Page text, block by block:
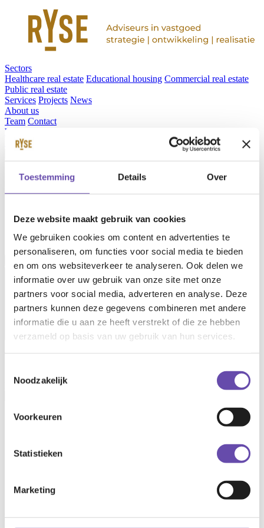
Toestemming Details Over
Deze website maakt gebruik van cookies
We gebruiken cookies om content en advertenties te
personaliseren, om functies voor social media te bieden
en om ons websiteverkeer te analyseren. Ook delen we
informatie over uw gebruik van onze site met onze
partners voor social media, adverteren en analyse. Deze
partners kunnen deze gegevens combineren met andere
informatie die u aan ze heeft verstrekt of die ze hebben
verzameld op basis van uw gebruik van hun services.
Noodzakelijk
Voorkeuren
Statistieken
Marketing
Sectors
Healthcare real estate Educational housing Commercial real estate
Public real estate
Services Projects News
About us
Team Contact
Werken bij RYSE
Vacancies
en
Projectmanager
Contact information
g.hoorn@ryse.nl
Services
Project management